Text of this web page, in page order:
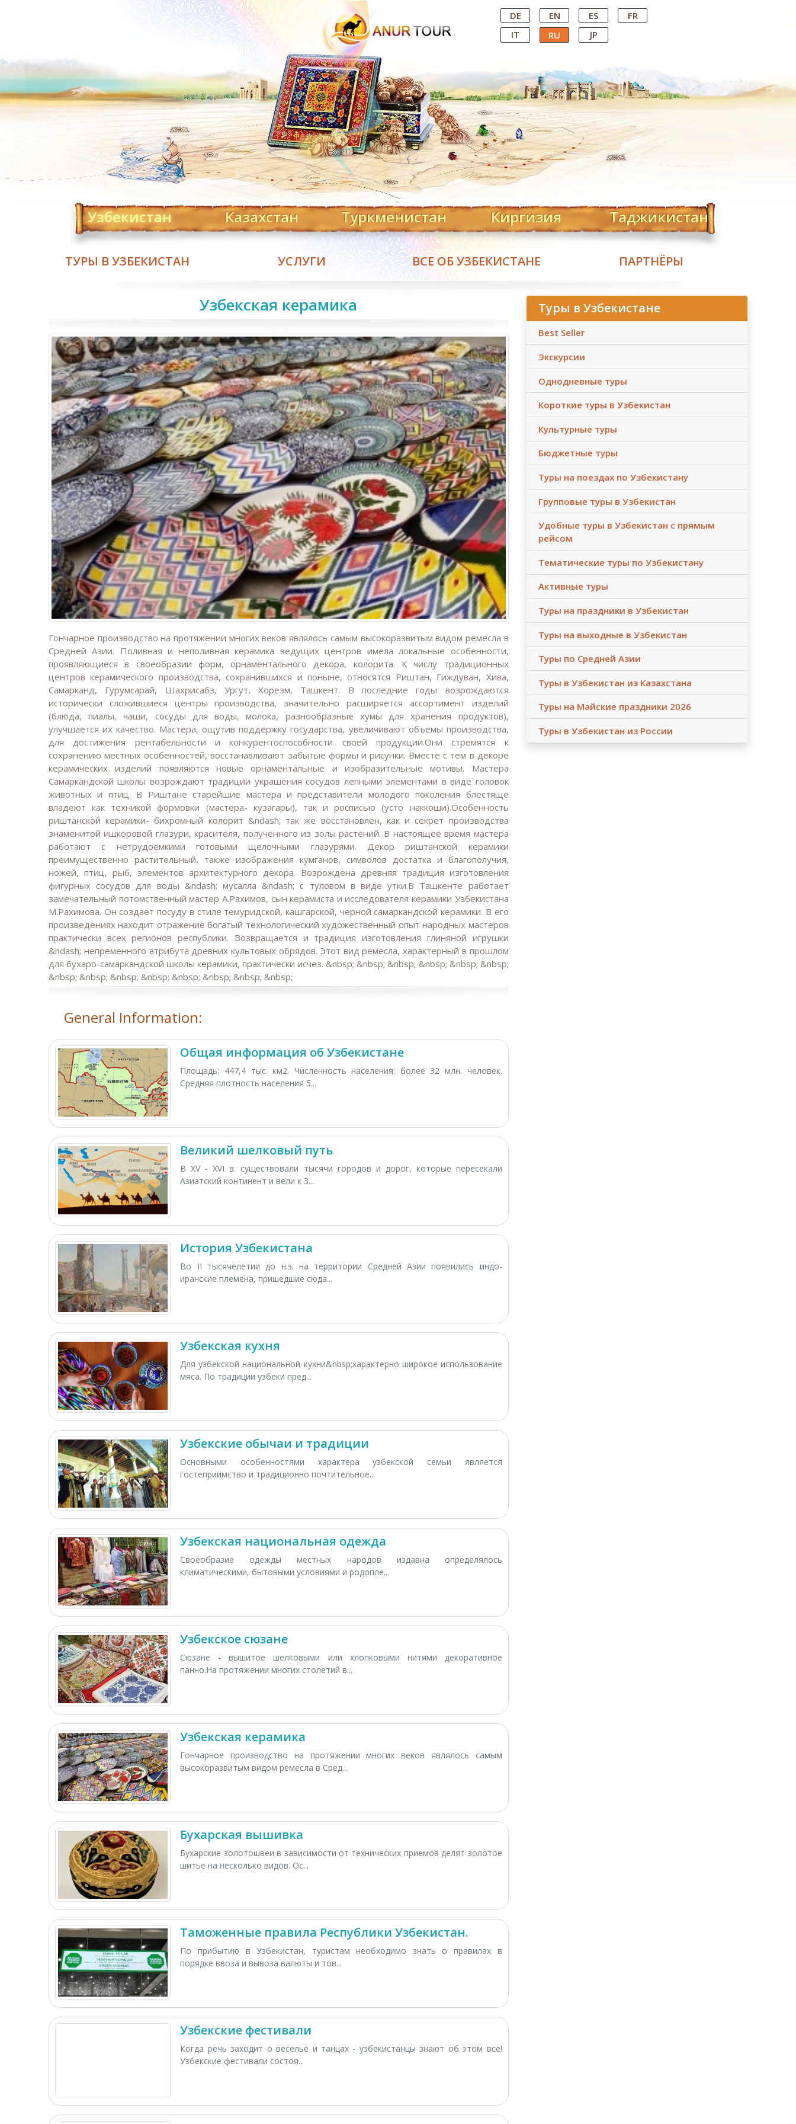
Central Asian Tour Operator DE EN ES
FR
IT
RU JP
Узбекистан Казахстан Туркменистан Киргизия Таджикистан
ТУРЫ В УЗБЕКИСТАН УСЛУГИ ВСЕ ОБ УЗБЕКИСТАНЕ ПАРТНЁРЫ
Узбекская керамика
Гончарное производство на протяжении многих веков являлось самым высокоразвитым видом ремесла в
Средней Азии. Поливная и неполивная керамика ведущих центров имела локальные особенности,
проявляющиеся в своеобразии форм, орнаментального декора, колорита. К числу традиционных
центров керамического производства, сохранившихся и поныне, относятся Риштан, Гиждуван, Хива,
Самарканд, Гурумсарай, Шахрисабз, Ургут, Хорезм, Ташкент. В последние годы возрождаются
исторически сложившиеся центры производства, значительно расширяется ассортимент изделий
(блюда, пиалы, чаши, сосуды для воды, молока, разнообразные хумы для хранения продуктов),
улучшается их качество. Мастера, ощутив поддержку государства, увеличивают объемы производства,
для достижения рентабельности и конкурентоспособности своей продукции.Они стремятся к
сохранению местных особенностей, восстанавливают забытые формы и рисунки. Вместе с тем в декоре
керамических изделий появляются новые орнаментальные и изобразительные мотивы. Мастера
Самаркандской школы возрождают традиции украшения сосудов лепными элементами в виде головок
животных и птиц. В Риштане старейшие мастера и представители молодого поколения блестяще
владеют как техникой формовки (мастера- кузагары), так и росписью (усто наккоши).Особенность
риштанской керамики- бихромный колорит &ndash; так же восстановлен, как и секрет производства
знаменитой ишкоровой глазури, красителя, полученного из золы растений. В настоящее время мастера
работают с нетрудоемкими готовыми щелочными глазурями. Декор риштанской керамики
преимущественно растительный, также изображения кумганов, символов достатка и благополучия,
ножей, птиц, рыб, элементов архитектурного декора. Возрождена древняя традиция изготовления
фигурных сосудов для воды &ndash; мусалла &ndash; с туловом в виде утки.В Ташкенте работает
замечательный потомственный мастер А.Рахимов, сын керамиста и исследователя керамики Узбекистана
М.Рахимова. Он создает посуду в стиле темуридской, кашгарской, черной самаркандской керамики. В его
произведениях находит отражение богатый технологический художественный опыт народных мастеров
практически всех регионов республики. Возвращается и традиция изготовления глиняной игрушки
&ndash; непременного атрибута древних культовых обрядов. Этот вид ремесла, характерный в прошлом
для бухаро-самаркандской школы керамики, практически исчез. &nbsp; &nbsp; &nbsp; &nbsp; &nbsp; &nbsp;
&nbsp; &nbsp; &nbsp; &nbsp; &nbsp; &nbsp; &nbsp; &nbsp;
General Information:
Общая информация об Узбекистане
Площадь: 447,4 тыс. км2. Численность населения: более 32 млн. человек.
Средняя плотность населения 5...
Великий шелковый путь
В XV - XVI в. существовали тысячи городов и дорог, которые пересекали
Азиатский континент и вели к З...
История Узбекистана
Во II тысячелетии до н.э. на территории Средней Азии появились индо-
иранские племена, пришедшие сюда...
Узбекская кухня
Для узбекской национальной кухни&nbsp;характерно широкое использование
мяса. По традиции узбеки пред...
Узбекские обычаи и традиции
Основными особенностями характера узбекской семьи является
гостеприимство и традиционно почтительное...
Узбекская национальная одежда
Своеобразие одежды местных народов издавна определялось
климатическими, бытовыми условиями и родопле...
Узбекское сюзане
Сюзане - вышитое шелковыми или хлопковыми нитями декоративное
панно.На протяжении многих столетий в...
Узбекская керамика
Гончарное производство на протяжении многих веков являлось самым
высокоразвитым видом ремесла в Сред...
Бухарская вышивка
Бухарские золотошвеи в зависимости от технических приемов делят золотое
шитье на несколько видов. Ос...
Таможенные правила Республики Узбекистан.
По прибытию в Узбекистан, туристам необходимо знать о правилах в
порядке ввоза и вывоза валюты и тов...
Узбекские фестивали
Когда речь заходит о веселье и танцах - узбекистанцы знают об этом все!
Узбекские фестивали состоя...
Туры в Узбекистане
Best Seller
Экскурсии
Однодневные туры
Короткие туры в Узбекистан
Культурные туры
Бюджетные туры
Туры на поездах по Узбекистану
Групповые туры в Узбекистан
Удобные туры в Узбекистан с прямым
рейсом
Тематические туры по Узбекистану
Активные туры
Туры на праздники в Узбекистан
Туры на выходные в Узбекистан
Туры по Средней Азии
Туры в Узбекистан из Казахстана
Туры на Майские праздники 2026
Туры в Узбекистан из России